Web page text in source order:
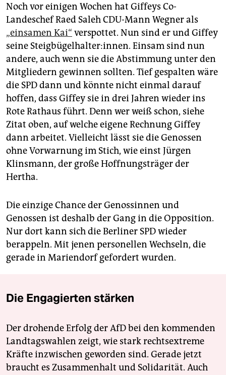
Noch vor einigen Wochen hat Giffeys Co-
Landeschef Raed Saleh CDU-Mann Wegner als
„einsamen Kai“ verspottet. Nun sind er und Giffey
seine Steigbügelhalter:innen. Einsam sind nun
andere, auch wenn sie die Abstimmung unter den
Mitgliedern gewinnen sollten. Tief gespalten wäre
die SPD dann und könnte nicht einmal darauf
hoffen, dass Giffey sie in drei Jahren wieder ins
Rote Rathaus führt. Denn wer weiß schon, siehe
Zitat oben, auf welche eigene Rechnung Giffey
dann arbeitet. Vielleicht lässt sie die Genossen
ohne Vorwarnung im Stich, wie einst Jürgen
Klinsmann, der große Hoffnungsträger der
Hertha.
Die einzige Chance der Genossinnen und
Genossen ist deshalb der Gang in die Opposition.
Nur dort kann sich die Berliner SPD wieder
berappeln. Mit jenen personellen Wechseln, die
gerade in Mariendorf gefordert wurden.
Die Engagierten stärken
Der drohende Erfolg der AfD bei den kommenden
Landtagswahlen zeigt, wie stark rechtsextreme
Kräfte inzwischen geworden sind. Gerade jetzt
braucht es Zusammenhalt und Solidarität. Auch